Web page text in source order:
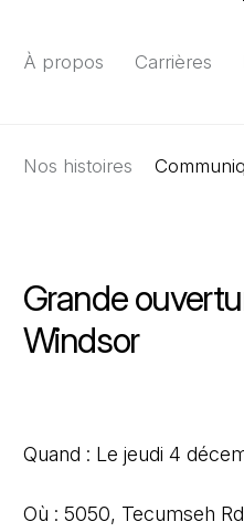
À propos Carrières
Nos histoires
Grande
Windsor
Quand : Le jeudi 4
Où : 5050, Tecumseh